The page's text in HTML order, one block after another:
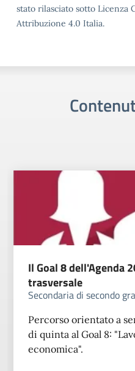
stato rilasciato sotto Licenza
Attribuzione 4.0 Italia.
Il Goal 8 dell'Agenda
trasversale
Secondaria di secondo
Percorso orientato a
di quinta al Goal 8:
economica".